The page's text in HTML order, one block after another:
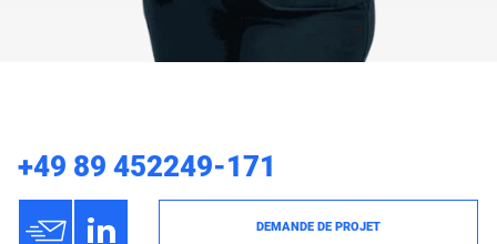
+49 89 452249-171
h 3 DEMANDE DE PROJET